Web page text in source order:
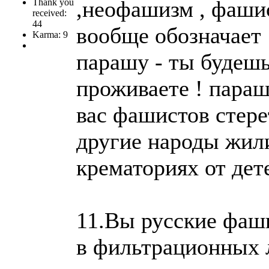
received:
44
Karma: 9
,неофашизм ,
вообще
парашу - ты
проживаете !
вас фашистов
другие народы
крематориях от
11.Вы русские
в фильтрационных